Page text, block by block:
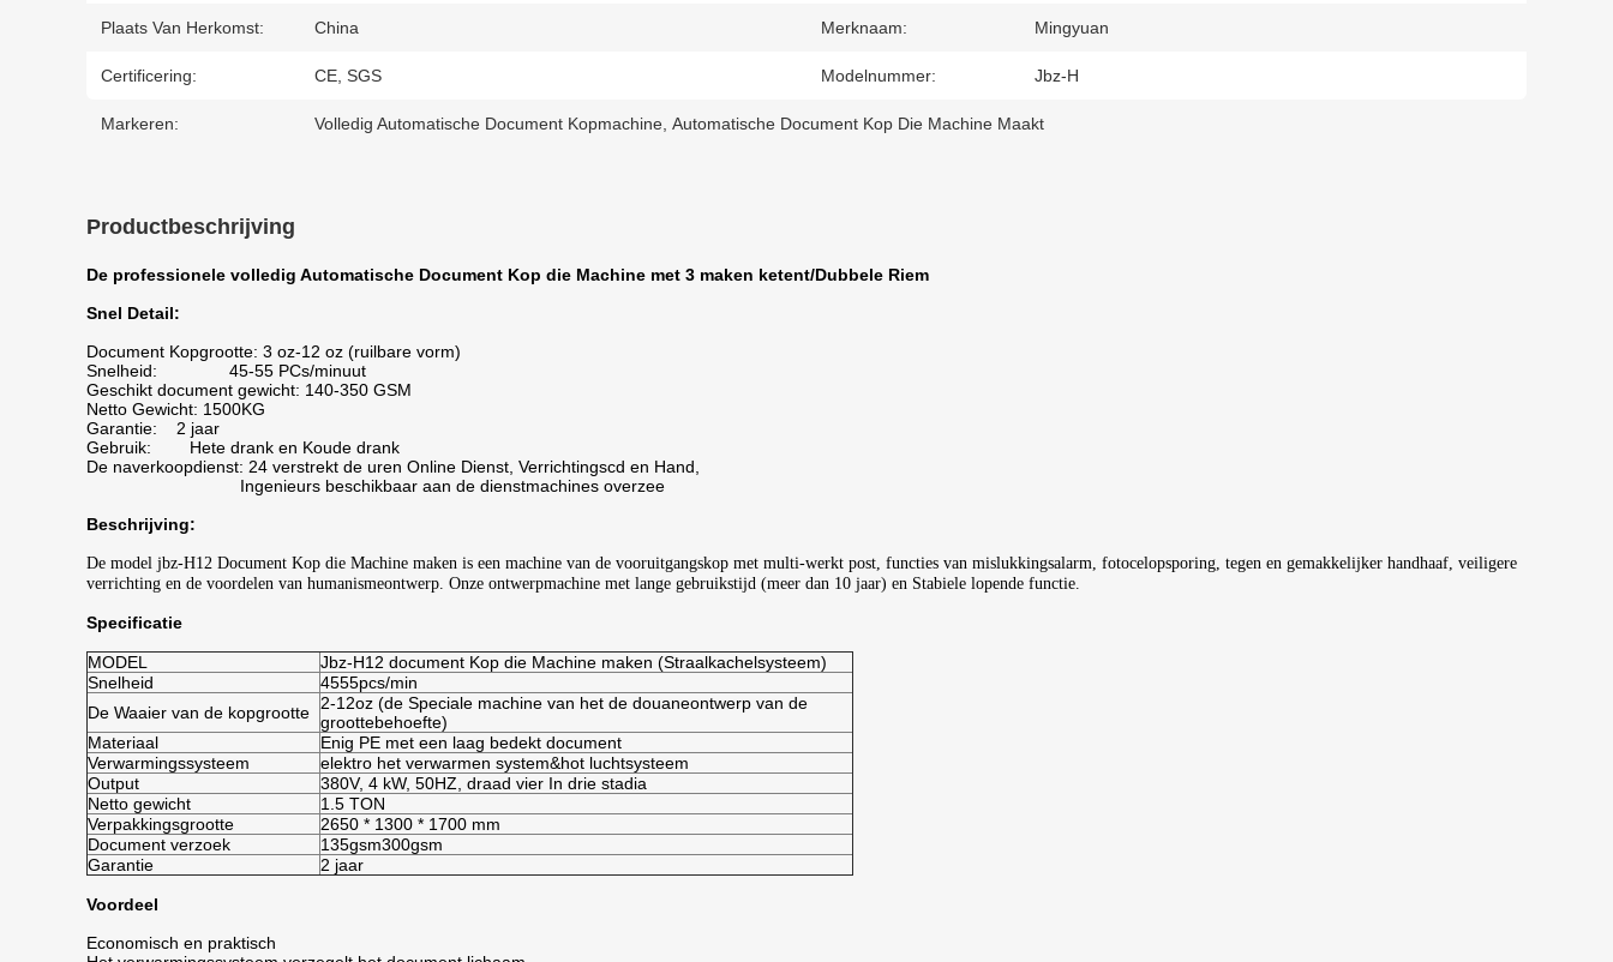
Plaats Van Herkomst: China Merknaam: Mingyuan
Certificering: CE, SGS Modelnummer: Jbz-H
Markeren: Volledig Automatische Document Kopmachine Automatische Document Kop Die Machine Maakt
Productbeschrijving
De professionele volledig Automatische Document Kop die Machine met 3 maken ketent/Dubbele Riem
Snel Detail:
Document Kopgrootte: 3 oz-12 oz (ruilbare vorm)
Snelheid: 45-55 PCs/minuut
Geschikt document gewicht: 140-350 GSM
Netto Gewicht: 1500KG
Garantie: 2 jaar
Gebruik: Hete drank en Koude drank
De naverkoopdienst: 24 verstrekt de uren Online Dienst, Verrichtingscd en Hand,
Ingenieurs beschikbaar aan de dienstmachines overzee
Beschrijving:
De model jbz-H12 Document Kop die Machine maken is een machine van de vooruitgangskop met multi-werkt post, functies van mislukkingsalarm, fotocelopsporing, tegen en gemakkelijker handhaaf, veiligere
verrichting en de voordelen van humanismeontwerp. Onze ontwerpmachine met lange gebruikstijd (meer dan 10 jaar) en Stabiele lopende functie.
Specificatie
MODEL
Jbz-H12 document Kop die Machine maken (Straalkachelsysteem)
Snelheid
4555pcs/min
De Waaier van de kopgrootte
2-12oz (de Speciale machine van het de douaneontwerp van de
groottebehoefte)
Materiaal
Enig PE met een laag bedekt document
Verwarmingssysteem
elektro het verwarmen system&hot luchtsysteem
Output
380V, 4 kW, 50HZ, draad vier In drie stadia
Netto gewicht
1.5 TON
Verpakkingsgrootte
2650 * 1300 * 1700 mm
Document verzoek
135gsm300gsm
Garantie
2 jaar
Voordeel
Economisch en praktisch